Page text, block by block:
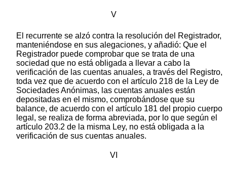
V
El recurrente se alzó contra la resolución del Registrador,
manteniéndose en sus alegaciones, y añadió: Que el
Registrador puede comprobar que se trata de una
sociedad que no está obligada a llevar a cabo la
verificación de las cuentas anuales, a través del Registro,
toda vez que de acuerdo con el artículo 218 de la Ley de
Sociedades Anónimas, las cuentas anuales están
depositadas en el mismo, comprobándose que su
balance, de acuerdo con el artículo 181 del propio cuerpo
legal, se realiza de forma abreviada, por lo que según el
artículo 203.2 de la misma Ley, no está obligada a la
verificación de sus cuentas anuales.
VI